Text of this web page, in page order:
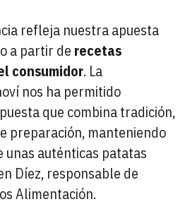
refleja nuestra apuesta
a partir de recetas
consumidor. La
nos ha permitido
que combina tradición,
preparación, manteniendo
unas auténticas patatas
Díez, responsable de
Alimentación.